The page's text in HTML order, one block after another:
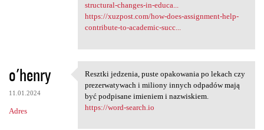
structural-changes-in-educa...
https://xuzpost.com/how-does-assignment-help-
contribute-to-academic-succ...
o'henry
11.01.2024
Adres
Resztki jedzenia, puste
Resztki jedzenia, puste opakowania po lekach czy
prezerwatywach i miliony innych odpadów mają
być podpisane imieniem i nazwiskiem.
https://word-search.io